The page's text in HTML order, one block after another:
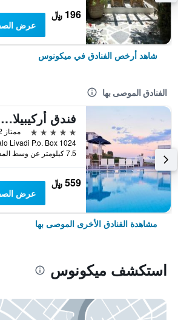
196 ﷼
عرض
شاهد أرخص الفنادق في ميكونوس
الفنادق الموصى بها
فندق أركيبيلاغوس - فنادق صمول لكجوري أوف ذا وورلد
5 نجوم
ممتاز 9.2
7.5 كيلومتر عن وسط المدينة
559 ﷼
عرض
مشاهدة الفنادق الأخرى الموصى بها
استكشف ميكونوس